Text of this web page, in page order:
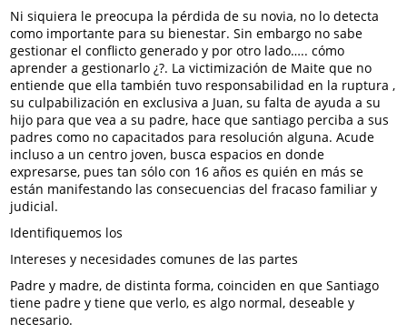
Ni siquiera le preocupa la pérdida de su novia, no lo detecta
como importante para su bienestar. Sin embargo no sabe
gestionar el conflicto generado y por otro lado….. cómo
aprender a gestionarlo ¿?. La victimización de Maite que no
entiende que ella también tuvo responsabilidad en la ruptura ,
su culpabilización en exclusiva a Juan, su falta de ayuda a su
hijo para que vea a su padre, hace que santiago perciba a sus
padres como no capacitados para resolución alguna. Acude
incluso a un centro joven, busca espacios en donde
expresarse, pues tan sólo con 16 años es quién en más se
están manifestando las consecuencias del fracaso familiar y
judicial.
Identifiquemos los
Intereses y necesidades comunes de las partes
Padre y madre, de distinta forma, coinciden en que Santiago
tiene padre y tiene que verlo, es algo normal, deseable y
necesario.